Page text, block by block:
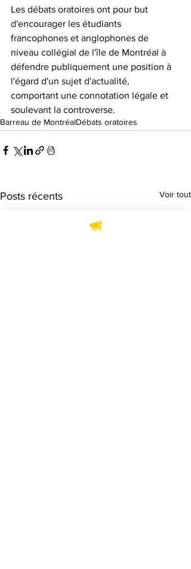
Les débats oratoires ont pour but
d'encourager les étudiants
francophones et anglophones de
niveau collégial de l'île de Montréal à
défendre publiquement une position à
l'égard d'un sujet d'actualité,
comportant une connotation légale et
soulevant la controverse.
Barreau de MontréalDébats oratoires
Posts récents Voir tout